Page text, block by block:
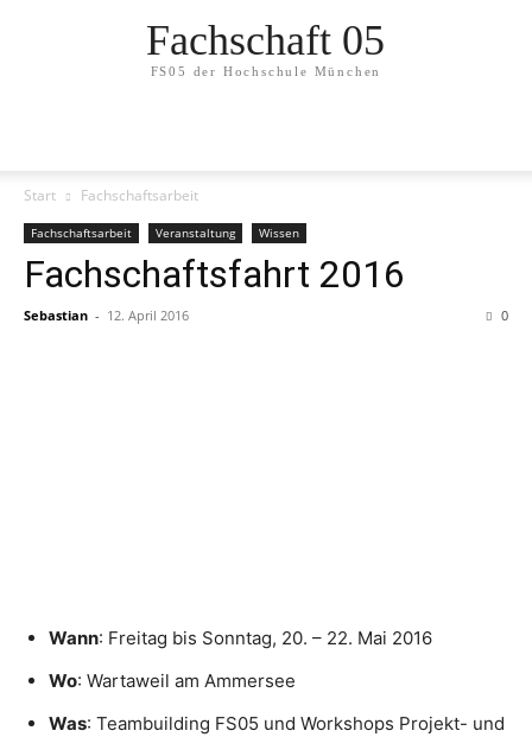
Fachschaft 05
FS05 der Hochschule München
Start Fachschaftsarbeit
Fachschaftsarbeit Veranstaltung Wissen
Fachschaftsfahrt 2016
Sebastian - 12. April 2016 0
Wann: Freitag bis Sonntag, 20. – 22. Mai 2016
Wo: Wartaweil am Ammersee
Was: Teambuilding FS05 und Workshops Projekt- und